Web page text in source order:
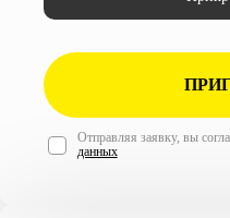
Отправляя заявку, вы
данных